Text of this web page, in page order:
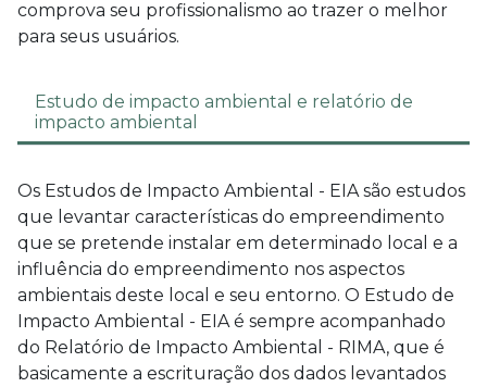
comprova seu profissionalismo ao trazer o melhor
para seus usuários.
Estudo de impacto ambiental e relatório de
impacto ambiental
Os Estudos de Impacto Ambiental - EIA são estudos
que levantar características do empreendimento
que se pretende instalar em determinado local e a
influência do empreendimento nos aspectos
ambientais deste local e seu entorno. O Estudo de
Impacto Ambiental - EIA é sempre acompanhado
do Relatório de Impacto Ambiental - RIMA, que é
basicamente a escrituração dos dados levantados